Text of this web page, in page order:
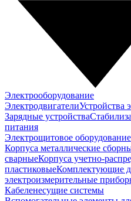
Электрооборудование
ЭлектродвигателиУстройства
Зарядные устройства
питания
Электрощитовое оборудование
Корпуса металлические
сварныеКорпуса учетно-
пластиковыеКомплектующие
электроизмерительные
Кабеленесущие системы